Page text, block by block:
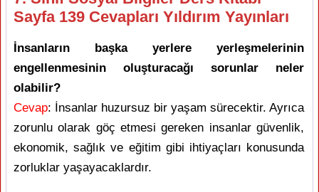
Sayfa 139 Cevapları Yıldırım Yayınları
İnsanların başka yerlere yerleşmelerinin
engellenmesinin oluşturacağı sorunlar neler
olabilir?
Cevap: İnsanlar huzursuz bir yaşam sürecektir. Ayrıca
zorunlu olarak göç etmesi gereken insanlar güvenlik,
ekonomik, sağlık ve eğitim gibi ihtiyaçları konusunda
zorluklar yaşayacaklardır.